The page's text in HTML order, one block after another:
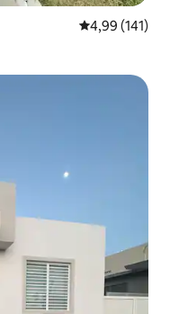
4,99 de uma
4,99 (141)